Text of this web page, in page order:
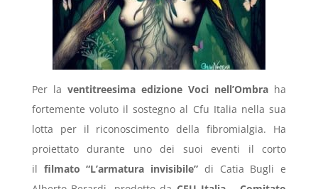
Per la ventitreesima edizione Voci nell’Ombra ha
fortemente voluto il sostegno al Cfu Italia nella sua
lotta per il riconoscimento della fibromialgia. Ha
proiettato durante uno dei suoi eventi il corto
il filmato “L’armatura invisibile” di Catia Bugli e